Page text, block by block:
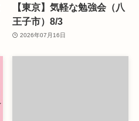
【東京】気軽な勉強会（八
王子市）8/3
2026年07月16日